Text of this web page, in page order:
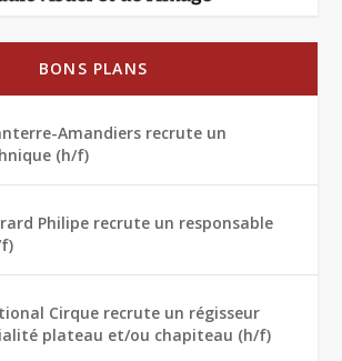
BONS PLANS
Amandiers recrute un
(h/f)
Philipe recrute un responsable
Cirque recrute un régisseur
plateau et/ou chapiteau (h/f)